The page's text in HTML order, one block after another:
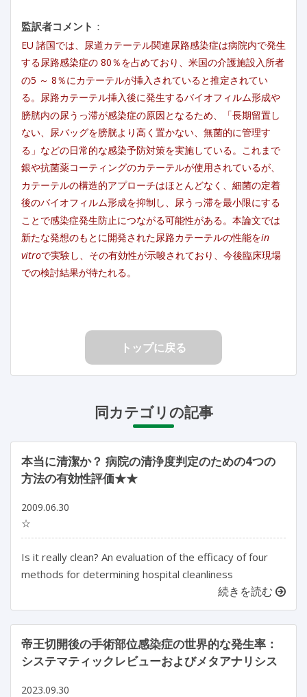
監訳者コメント ：
EU 諸国では、尿道カテーテル関連尿路感染症は病院内で発生
する尿路感染症の 80％を占めており、米国の介護施設入所者
の5 ～ 8％にカテーテルが挿入されていると推定されてい
る。尿路カテーテル挿入後に発生するバイオフィルム形成や
膀胱内の尿うっ滞が感染症の原因となるため、「長期留置し
ない、尿バッグを膀胱より高く置かない、無菌的に管理す
る」などの日常的な感染予防対策を実施している。これまで
銀や抗菌薬コーティングのカテーテルが使用されているが、
カテーテルの構造的アプローチはほとんどなく、細菌の定着
後のバイオフィルム形成を抑制し、尿うっ滞を最小限にする
ことで感染症発生防止につながる可能性がある。本論文では
新たな発想のもとに開発された尿路カテーテルの性能をin
vitroで実験し、その有効性が示唆されており、今後臨床現場
での検討結果が待たれる。
トップに戻る
同カテゴリの記事
本当に清潔か？ 病院の清浄度判定のための4つの
方法の有効性評価★★
2009.06.30
☆
Is it really clean? An evaluation of the efficacy of four
methods for determining hospital cleanliness
続きを読む
帝王切開後の手術部位感染症の世界的な発生率：
システマティックレビューおよびメタアナリシス
2023.09.30